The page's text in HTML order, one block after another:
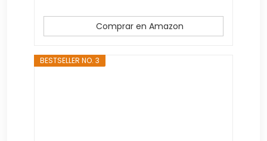
Comprar en Amazon
BESTSELLER NO. 3